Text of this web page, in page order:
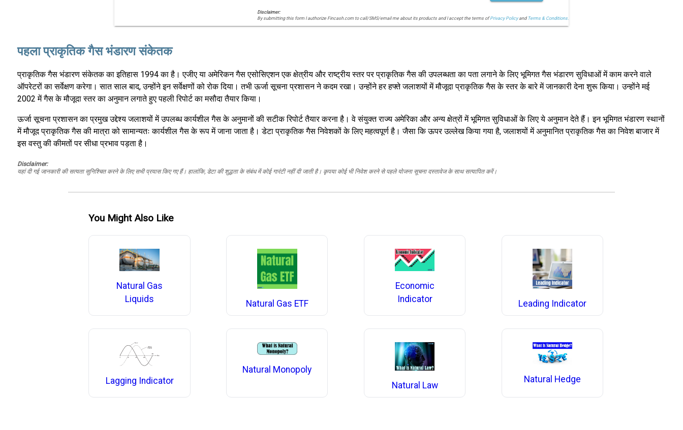
Disclaimer:
By submitting this form I authorize Fincash.com to call/SMS/email me about its products and I accept the terms ofPrivacy Policyand Terms & Conditions.
पहला प्राकृतिक गैस भंडारण संकेतक
प्राकृतिक गैस भंडारण संकेतक का इतिहास 1994 का है। एजीए या अमेरिकन गैस एसोसिएशन एक क्षेत्रीय और राष्ट्रीय स्तर पर प्राकृतिक गैस की उपलब्धता का पता लगाने के लिए भूमिगत गैस भंडारण सुविधाओं में काम करने वाले
ऑपरेटरों का सर्वेक्षण करेगा। सात साल बाद, उन्होंने इन सर्वेक्षणों को रोक दिया। तभी ऊर्जा सूचना प्रशासन ने कदम रखा। उन्होंने हर हफ्ते जलाशयों में मौजूदा प्राकृतिक गैस के स्तर के बारे में जानकारी देना शुरू किया। उन्होंने मई
2002 में गैस के मौजूदा स्तर का अनुमान लगाते हुए पहली रिपोर्ट का मसौदा तैयार किया।
ऊर्जा सूचना प्रशासन का प्रमुख उद्देश्य जलाशयों में उपलब्ध कार्यशील गैस के अनुमानों की सटीक रिपोर्ट तैयार करना है। वे संयुक्त राज्य अमेरिका और अन्य क्षेत्रों में भूमिगत सुविधाओं के लिए ये अनुमान देते हैं। इन भूमिगत भंडारण स्थानों
में मौजूद प्राकृतिक गैस की मात्रा को सामान्यतः कार्यशील गैस के रूप में जाना जाता है। डेटा प्राकृतिक गैस निवेशकों के लिए महत्वपूर्ण है। जैसा कि ऊपर उल्लेख किया गया है, जलाशयों में अनुमानित प्राकृतिक गैस का निवेश बाजार में
इस वस्तु की कीमतों पर सीधा प्रभाव पड़ता है।
Disclaimer:
यहां दी गई जानकारी की सत्यता सुनिश्चित करने के लिए सभी प्रयास किए गए हैं। हालांकि, डेटा की शुद्धता के संबंध में कोई गारंटी नहीं दी जाती है। कृपया कोई भी निवेश करने से पहले योजना सूचना दस्तावेज के साथ सत्यापित करें।
You Might Also Like
Natural Gas
Liquids
Natural Gas ETF
Economic
Indicator
Leading Indicator
Lagging Indicator
Natural Monopoly
Natural Law
Natural Hedge